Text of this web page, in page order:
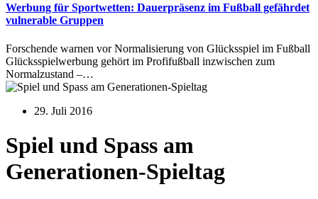
Werbung für Sportwetten: Dauerpräsenz im Fußball gefährdet
vulnerable Gruppen
Forschende warnen vor Normalisierung von Glücksspiel im Fußball
Glücksspielwerbung gehört im Profifußball inzwischen zum
Normalzustand –…
29. Juli 2016
Spiel und Spass am
Generationen-Spieltag